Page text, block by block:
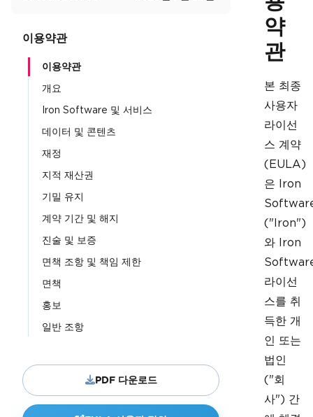
이용약관
이용약관
개요
Iron Software 및 서비스
데이터 및 콘텐츠
재정
지적 재산권
기밀 유지
계약 기간 및 해지
진술 및 보증
면책 조항 및 책임 제한
면책
홍보
일반 조항
PDF 다운로드
약
관
본 최종
사용자
라이선
스 계약
(EULA)
은 Iron
("Iron")
와 Iron
라이선
스를 취
득한 개
인 또는
법인
("회
사") 간